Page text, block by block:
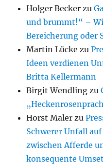
Holger Becker zu
und brummt!“ –
Bereicherung oder
Martin Lücke zu
Ideen verdienen
Britta Kellermann
Birgit Wendling zu
Horst Maler zu
Schwerer Unfall
zwischen Afferde
konsequente